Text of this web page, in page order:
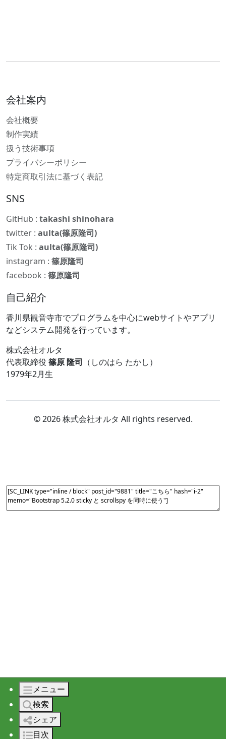
会社案内
会社概要
制作実績
扱う技術事項
プライバシーポリシー
特定商取引法に基づく表記
SNS
GitHub : takashi shinohara
twitter : aulta(篠原隆司)
Tik Tok : aulta(篠原隆司)
instagram : 篠原隆司
facebook : 篠原隆司
自己紹介
香川県観音寺市でプログラムを中心にwebサイトやアプリ
などシステム開発を行っています。
株式会社オルタ
代表取締役 篠原 隆司 （しのはら たかし）
1979年2月生
© 2026 株式会社オルタ All rights reserved.
メニュー
検索
シェア
目次